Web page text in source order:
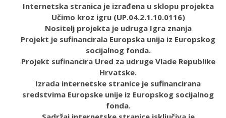
Internetska stranica je izrađena u sklopu projekta
Učimo kroz igru (UP.04.2.1.10.0116)
Nositelj projekta je udruga Igra znanja
Projekt je sufinancirala Europska unija iz Europskog
socijalnog fonda.
Projekt sufinancira Ured za udruge Vlade Republike
Hrvatske.
Izrada internetske stranice je sufinancirana
sredstvima Europske unije iz Europskog socijalnog
fonda.